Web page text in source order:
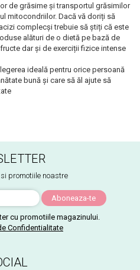
de grăsime și transportul grăsimilor
mitocondriilor. Dacă vă doriți să
complecși trebuie să știți că este
alături de o dietă pe bază de
dar și de exerciții fizice intense
ideală pentru orice persoană
bună și care să ăl ajute să
promotiile noastre
cu promotiile magazinului.
Confidentialitate